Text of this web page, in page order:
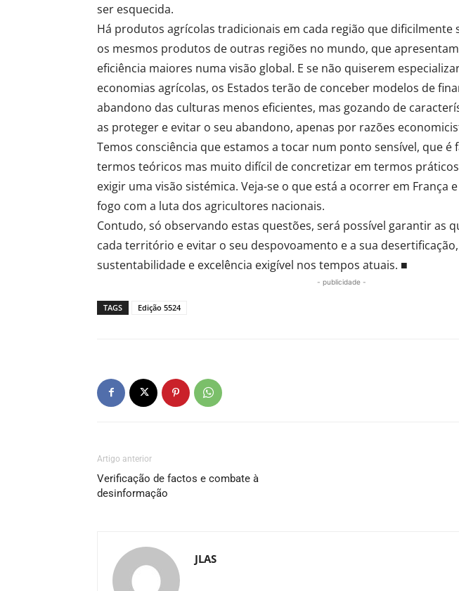
ser esquecida.
Há produtos agrícolas tradicionais em cada região que dificilmente
os mesmos produtos de outras regiões no mundo, que
eficiência maiores numa visão global. E se não quiserem
economias agrícolas, os Estados terão de conceber modelos de
abandono das culturas menos eficientes, mas gozando de
as proteger e evitar o seu abandono, apenas por razões
Temos consciência que estamos a tocar num ponto sensível, que é
termos teóricos mas muito difícil de concretizar em termos
exigir uma visão sistémica. Veja-se o que está a ocorrer em França
fogo com a luta dos agricultores nacionais.
Contudo, só observando estas questões, será possível garantir as
cada território e evitar o seu despovoamento e a sua
sustentabilidade e excelência exigível nos tempos atuais. ■
- publicidade -
TAGS Edição 5524
Artigo anterior
Verificação de factos e combate à
desinformação
JLAS